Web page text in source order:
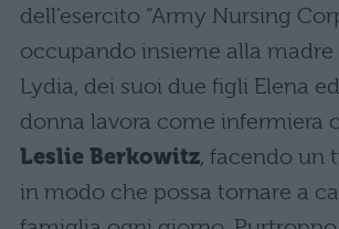
dell’esercito “Army Nursing
occupando insieme alla madre
Lydia, dei suoi due figli Elena
donna lavora come infermiera
Leslie Berkowitz, facendo un
in modo che possa tornare a